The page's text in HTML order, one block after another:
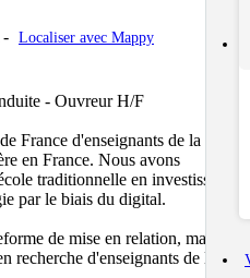
- Localiser avec Mappy
- Ouvreur H/F
France d'enseignants de la
en France. Nous avons
traditionnelle en investissant
par le biais du digital.
de mise en relation, mais bel
recherche d'enseignants de la